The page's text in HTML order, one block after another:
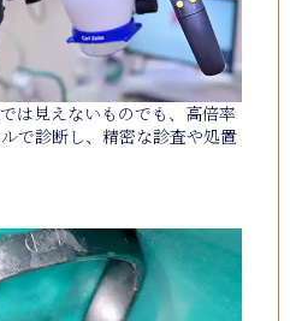
は見えないものでも、高倍率
で診断し、精密な診査や処置